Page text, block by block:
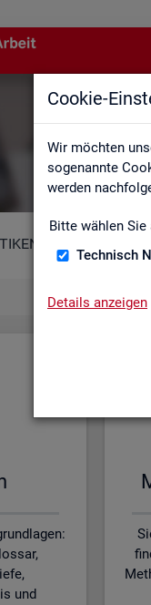
Cookie-
Wir möchten
sogenannte
werden
Bitte wählen Sie
Technisch
Details anzeigen
und